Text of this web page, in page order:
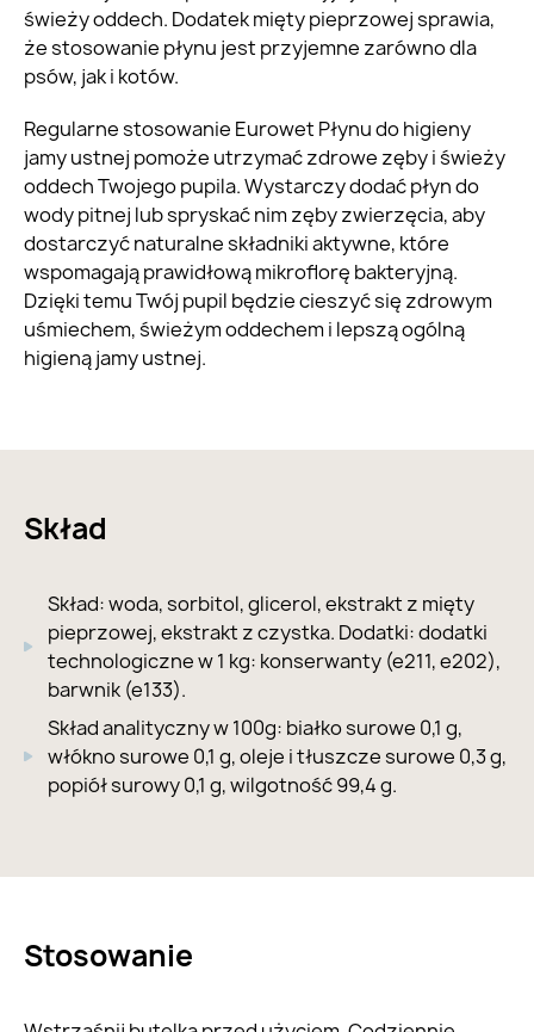
świeży oddech. Dodatek mięty pieprzowej sprawia,
że stosowanie płynu jest przyjemne zarówno dla
psów, jak i kotów.
Regularne stosowanie Eurowet Płynu do higieny
jamy ustnej pomoże utrzymać zdrowe zęby i świeży
oddech Twojego pupila. Wystarczy dodać płyn do
wody pitnej lub spryskać nim zęby zwierzęcia, aby
dostarczyć naturalne składniki aktywne, które
wspomagają prawidłową mikroflorę bakteryjną.
Dzięki temu Twój pupil będzie cieszyć się zdrowym
uśmiechem, świeżym oddechem i lepszą ogólną
higieną jamy ustnej.
Skład
Skład: woda, sorbitol, glicerol, ekstrakt z mięty
pieprzowej, ekstrakt z czystka. Dodatki: dodatki
technologiczne w 1 kg: konserwanty (e211, e202),
barwnik (e133).
Skład analityczny w 100g: białko surowe 0,1 g,
włókno surowe 0,1 g, oleje i tłuszcze surowe 0,3 g,
popiół surowy 0,1 g, wilgotność 99,4 g.
Stosowanie